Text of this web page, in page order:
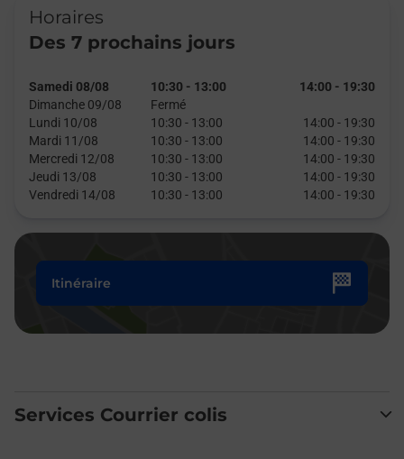
Horaires
Des 7 prochains jours
Samedi 08/08 10:30 - 13:00 14:00 - 19:30
Dimanche 09/08
Fermé
Lundi 10/08
10:30 - 13:00 14:00 - 19:30
Mardi 11/08
10:30 - 13:00 14:00 - 19:30
Mercredi 12/08
10:30 - 13:00 14:00 - 19:30
Jeudi 13/08
10:30 - 13:00 14:00 - 19:30
Vendredi 14/08
10:30 - 13:00 14:00 - 19:30
Itinéraire
Services Courrier colis